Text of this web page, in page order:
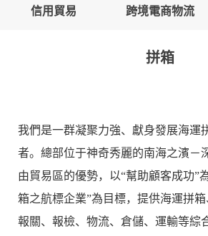
信用貿易 跨境電商物流
拼箱
我們是一群凝聚力強、獻身發展海運
者。總部位于神奇秀麗的南海之濱－
由貿易區的優勢，以“幫助顧客成功”
箱之航標企業”為目標，提供海運拼箱
報關、報檢、物流、倉儲、運輸等綜